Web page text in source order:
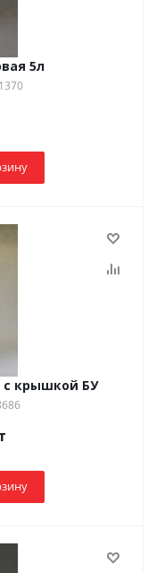
Канистра пластиковая 5л
с крышкой БУ